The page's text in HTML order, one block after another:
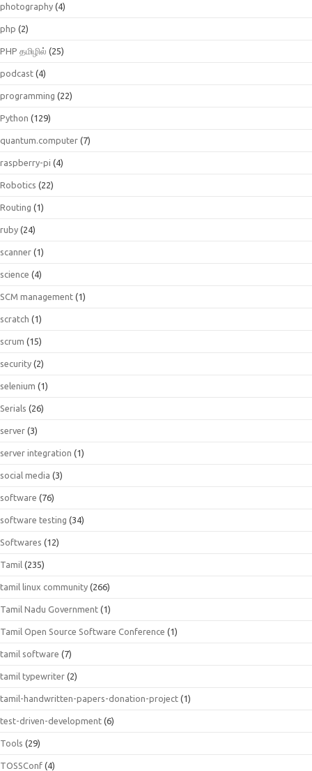
photography (4)
php (2)
PHP தமிழில் (25)
podcast (4)
programming (22)
Python (129)
quantum.computer (7)
raspberry-pi (4)
Robotics (22)
Routing (1)
ruby (24)
scanner (1)
science (4)
SCM management (1)
scratch (1)
scrum (15)
security (2)
selenium (1)
Serials (26)
server (3)
server integration (1)
social media (3)
software (76)
software testing (34)
Softwares (12)
Tamil (235)
tamil linux community (266)
Tamil Nadu Government (1)
Tamil Open Source Software Conference (1)
tamil software (7)
tamil typewriter (2)
tamil-handwritten-papers-donation-project (1)
test-driven-development (6)
Tools (29)
TOSSConf (4)